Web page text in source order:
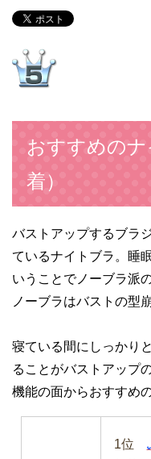
おすすめの
着）
バストアップするブラ
ているナイトブラ。睡
いうことでノーブラ派
ノーブラはバストの型
寝ている間にしっかり
ることがバストアップ
機能の面からおすすめ
1位